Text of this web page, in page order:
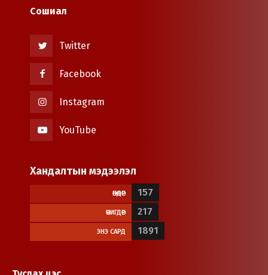
Сошиал
Twitter
Facebook
Instagram
YouTube
Хандалтын мэдээлэл
ӨНӨӨДӨР 157
ӨЧИГДӨР 217
ЭНЭ САРД 1891